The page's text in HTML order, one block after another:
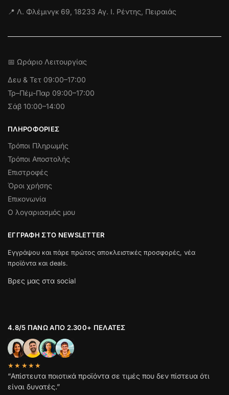
📍 Λ. Φλέμινγκ 69, 18233 Αγ. Ι. Ρέντης, Πειραιάς
📅 Ωράριο Λειτουργίας
Δευ & Τετ 09:00–17:00
Τρ–Πέμ-Παρ 09:00–17:00
Σάβ 10:00–14:00
ΠΛΗΡΟΦΟΡΊΕΣ
Τρόποι Πληρωμής
Τρόποι Αποστολής
Επιστροφές
Όροι χρήσης
Επικονωνία
Ο λογαριασμός μου
ΕΓΓΡΑΦΉ ΣΤΟ NEWSLETTER
Εγγράψου και πάρε πρώτος αποκλειστικές προσφορές, νέα
προϊόντα και deals.
Βρες μας στα social
4.8/5 ΠΆΝΩ ΑΠΌ 2.300+ ΠΕΛΆΤΕΣ
★★★★★
“Απίστευτα ποιοτικά προϊόντα σε τιμές που δεν πίστευα ότι
είναι δυνατές.”